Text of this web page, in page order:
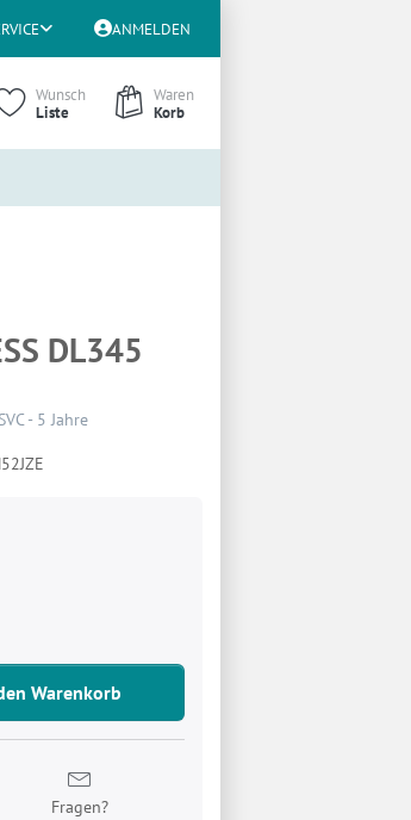
ANMELDEN
Wunsch
Liste
Waren
Korb
DL345
- 5 Jahre
Warenkorb
Fragen?